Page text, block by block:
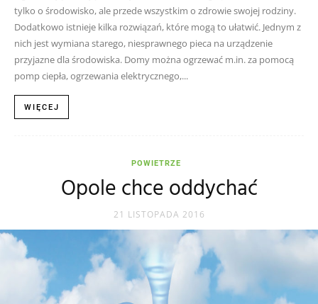
tylko o środowisko, ale przede wszystkim o zdrowie swojej rodziny.
Dodatkowo istnieje kilka rozwiązań, które mogą to ułatwić. Jednym z
nich jest wymiana starego, niesprawnego pieca na urządzenie
przyjazne dla środowiska. Domy można ogrzewać m.in. za pomocą
pomp ciepła, ogrzewania elektrycznego,...
WIĘCEJ
POWIETRZE
Opole chce oddychać
21 LISTOPADA 2016